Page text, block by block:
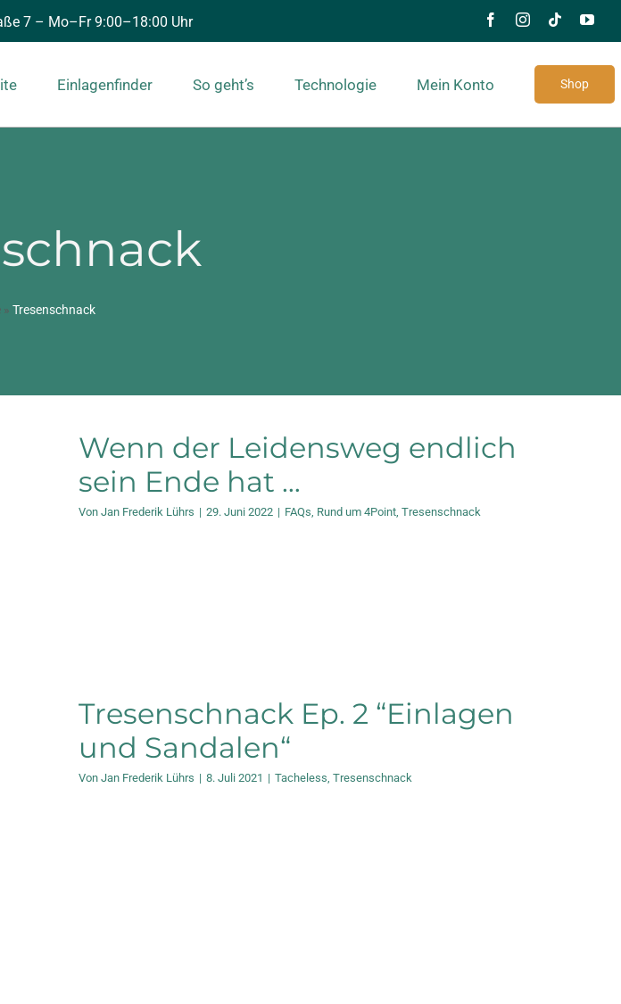
7 – Mo–Fr 9:00–18:00 Uhr
Einlagenfinder So geht’s Technologie Mein Konto Shop
» Tresenschnack
Wenn der Leidensweg endlich
sein Ende hat …
Von Jan Frederik Lührs | 29. Juni 2022 | FAQs Rund um 4Point Tresenschnack
Tresenschnack Ep. 2 “Einlagen
und Sandalen“
Von Jan Frederik Lührs | 8. Juli 2021 | Tacheless Tresenschnack